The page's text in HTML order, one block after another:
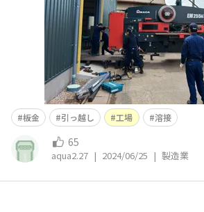
板金 引っ越し 工場 溶接
65
aqua2.27 | 2024/06/25 | 製造業